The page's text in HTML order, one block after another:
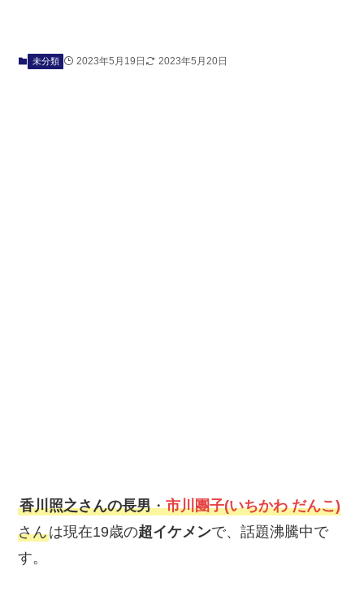
未分類 2023年5月19日 2023年5月20日
香川照之さんの長男・市川團子(いちかわ だんこ)
さんは現在19歳の超イケメンで、話題沸騰中で
す。